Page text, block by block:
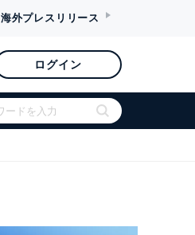
海外プレスリリース
ログイン